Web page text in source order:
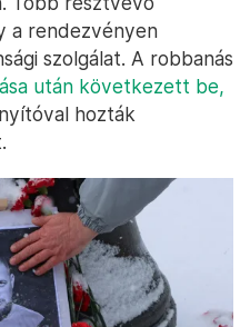
a rendezvényen
szolgálat. A robbanás
után következett be,
hozták